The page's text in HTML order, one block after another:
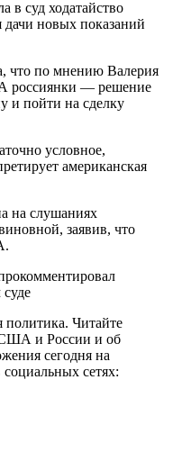
в суд ходатайство
новых показаний
что по мнению Валерия
россиянки — решение
и пойти на сделку
условное,
американская
на слушаниях
заявив, что
Читайте
США и России и об
сегодня на
сетях: